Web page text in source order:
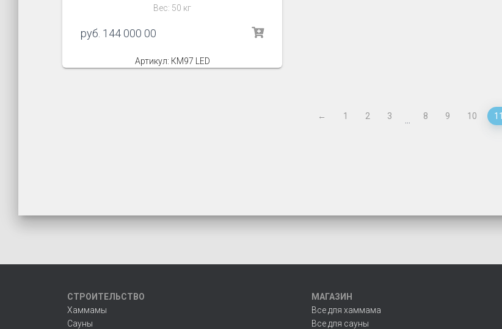
Вес: 50 кг
руб. 144 000 00
Артикул: КМ97 LED
← 1 2 3 8 9 10 11
СТРОИТЕЛЬСТВО
Хаммамы
Сауны
МАГАЗИН
Все для хаммама
Все для сауны